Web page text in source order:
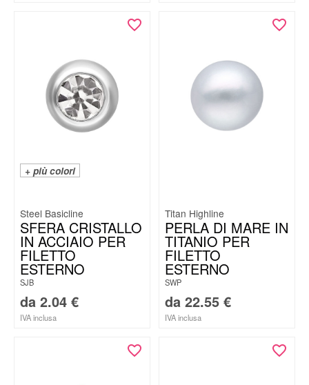
+ più colori
Steel Basicline
SFERA CRISTALLO
IN ACCIAIO PER
FILETTO
ESTERNO
SJB
da 2.04 €
IVA inclusa
Titan Highline
PERLA DI MARE IN
TITANIO PER
FILETTO
ESTERNO
SWP
da 22.55 €
IVA inclusa